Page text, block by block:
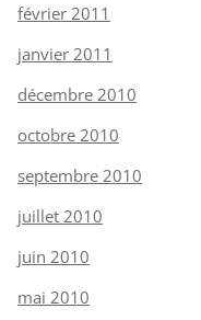
février 2011
janvier 2011
décembre 2010
octobre 2010
septembre 2010
juillet 2010
juin 2010
mai 2010